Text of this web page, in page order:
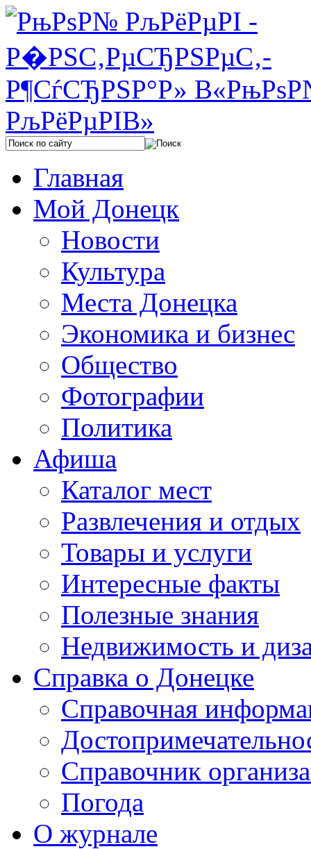
Главная
Мой Донецк
Новости
Культура
Места Донецка
Экономика и бизнес
Общество
Фотографии
Политика
Афиша
Каталог мест
Развлечения и отдых
Товары и услуги
Интересные факты
Полезные знания
Недвижимость и
Справка о Донецке
Справочная
Справочник
Погода
О журнале